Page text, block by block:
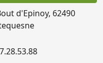
d'Epinoy, 62490